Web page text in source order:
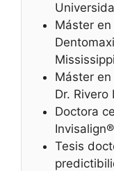
Máster
Máster
Dr. Rivero
Doctora
Tesis